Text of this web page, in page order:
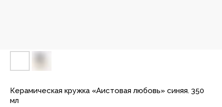
Керамическая кружка «Аистовая любовь» синяя. 350
мл